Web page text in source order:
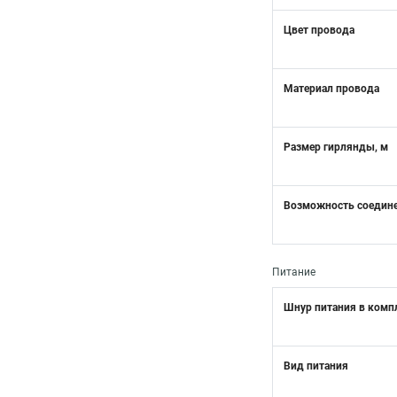
Цвет провода
Материал провода
Размер гирлянды, м
Возможность
Питание
Шнур питания в
Вид питания